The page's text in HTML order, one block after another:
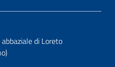
di Loreto